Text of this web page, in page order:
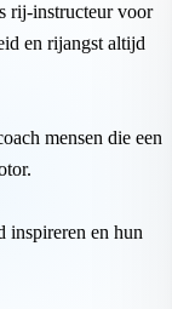
rij-instructeur voor
en rijangst altijd
mensen die een
inspireren en hun